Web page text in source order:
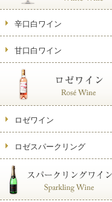
辛口白ワイン
甘口白ワイン
ロゼワイン
ロゼスパークリング